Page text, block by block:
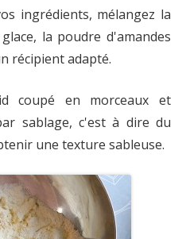
ingrédients, mélangez la
la poudre d'amandes
récipient adapté.
coupé en morceaux et
sablage, c'est à dire du
une texture sableuse.